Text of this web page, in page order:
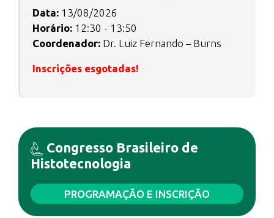
Data: 13/08/2026
Horário: 12:30 - 13:50
Coordenador: Dr. Luiz Fernando – Burns
Inscrições esgotadas!
Congresso Brasileiro de
Histotecnologia
PROGRAMAÇÃO E INSCRIÇÃO